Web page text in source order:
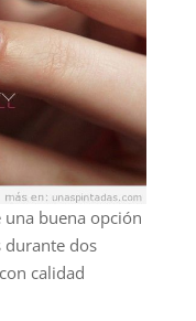
buena opción
durante dos
calidad